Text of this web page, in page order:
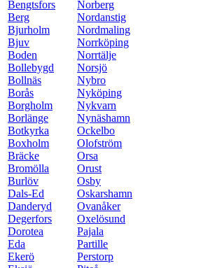
Bengtsfors
Berg
Bjurholm
Bjuv
Boden
Bollebygd
Bollnäs
Borås
Borgholm
Borlänge
Botkyrka
Boxholm
Bräcke
Bromölla
Burlöv
Dals-Ed
Danderyd
Degerfors
Dorotea
Eda
Ekerö
Norberg
Nordanstig
Nordmaling
Norrköping
Norrtälje
Norsjö
Nybro
Nyköping
Nykvarn
Nynäshamn
Ockelbo
Olofström
Orsa
Orust
Osby
Oskarshamn
Ovanåker
Oxelösund
Pajala
Partille
Perstorp